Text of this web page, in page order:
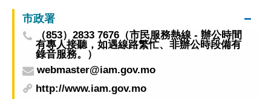
市政署
（853）2833 7676（市民服務熱線 - 辦公時間
有專人接聽，如遇線路繁忙、非辦公時段備有
錄音服務。）
webmaster@iam.gov.mo
http://www.iam.gov.mo